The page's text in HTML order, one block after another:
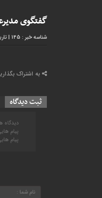
گفتگوی
شناسه خبر : 145 |تاریخ
به اشتراک
ثبت دیدگاه
دیدگاه
پیام
پیام